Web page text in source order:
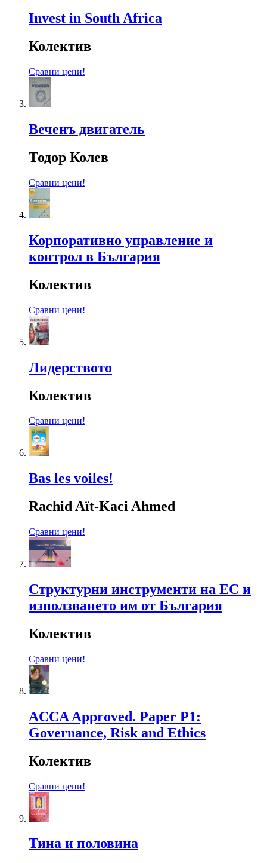
Invest in South Africa
Колектив
Сравни цени!
Веченъ двигатель
Тодор Колев
Сравни цени!
Корпоративно управление и
контрол в България
Колектив
Сравни цени!
Лидерството
Колектив
Сравни цени!
Bas les voiles!
Rachid Aït-Kaci Ahmed
Сравни цени!
Структурни инструменти на ЕС и
използването им от България
Колектив
Сравни цени!
ACCA Approved. Paper P1:
Governance, Risk and Ethics
Колектив
Сравни цени!
Тина и половина